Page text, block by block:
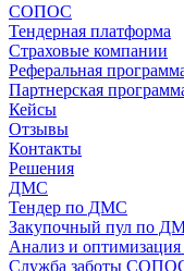
СОПОС
Тендерная платформа
Страховые компании
Реферальная
Партнерская
Кейсы
Отзывы
Контакты
Решения
ДМС
Тендер по ДМС
Закупочный пул по
Анализ и
Служба заботы